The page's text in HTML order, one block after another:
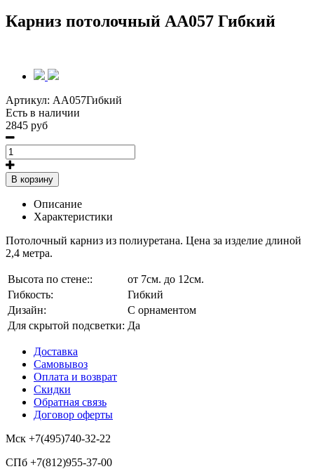
Карниз потолочный AA057 Гибкий
Артикул: AA057Гибкий
Есть в наличии
2845 руб
В корзину
Описание
Характеристики
Потолочный карниз из полиуретана. Цена за изделие длиной
2,4 метра.
Высота по стене::
от 7см. до 12см.
Гибкость:
Гибкий
Дизайн:
С орнаментом
Для скрытой подсветки: Да
Доставка
Самовывоз
Оплата и возврат
Скидки
Обратная связь
Договор оферты
Мск +7(495)740-32-22
СПб +7(812)955-37-00